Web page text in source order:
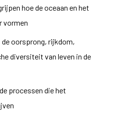
hoe de oceaan en het
vormen
oorsprong, rijkdom,
diversiteit van leven in de
processen die het